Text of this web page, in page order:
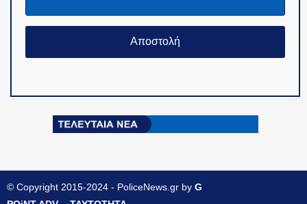
© Copyright 2015-2024 - PoliceNews.gr by G